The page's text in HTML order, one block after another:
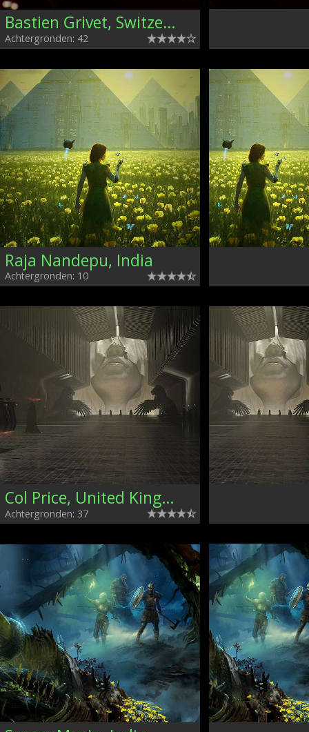
Bastien Grivet, Switzerland
Achtergronden: 42
Raja Nandepu, India
Achtergronden: 10
Col Price, United Kingdom
Achtergronden: 37